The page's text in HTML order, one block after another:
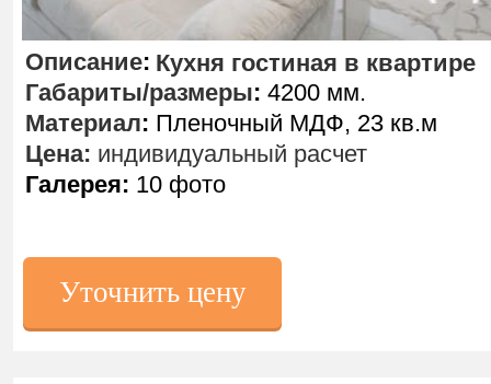
Уточнить цену
Кухня гостиная в квартире
Описание:
Габариты/размеры: 4200 мм.
Материал: Пленочный МДФ, 23 кв.м
Цена: индивидуальный расчет
Галерея: 10 фото